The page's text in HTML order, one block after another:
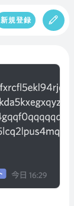
新規登録